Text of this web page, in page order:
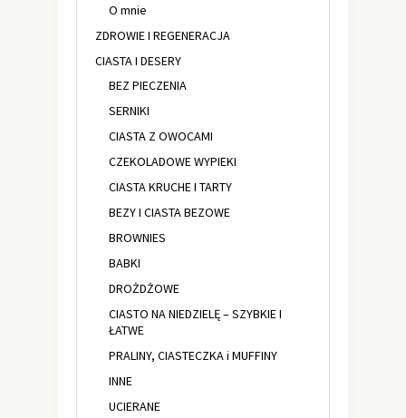
O mnie
ZDROWIE I REGENERACJA
CIASTA I DESERY
BEZ PIECZENIA
SERNIKI
CIASTA Z OWOCAMI
CZEKOLADOWE WYPIEKI
CIASTA KRUCHE I TARTY
BEZY I CIASTA BEZOWE
BROWNIES
BABKI
DROŻDŻOWE
CIASTO NA NIEDZIELĘ – SZYBKIE I
ŁATWE
PRALINY, CIASTECZKA i MUFFINY
INNE
UCIERANE